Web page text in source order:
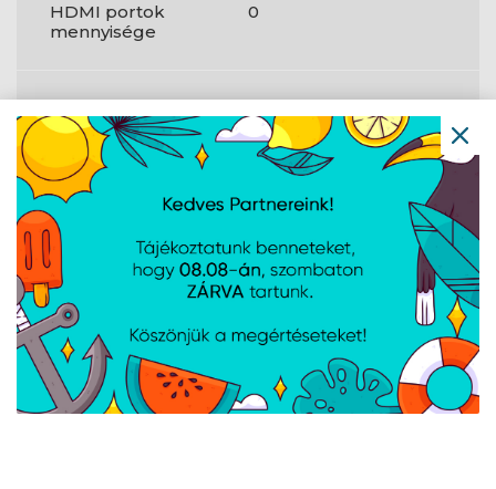
HDMI portok
mennyisége
0
Hangbemenet
VGA (D-Sub)
portok száma
0
Fejhallgató
kimenet